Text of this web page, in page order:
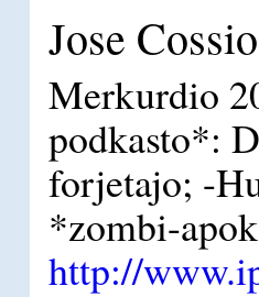
Jose
Merkurdio
podkasto*:
forjetajo; -
*zombi-
http://